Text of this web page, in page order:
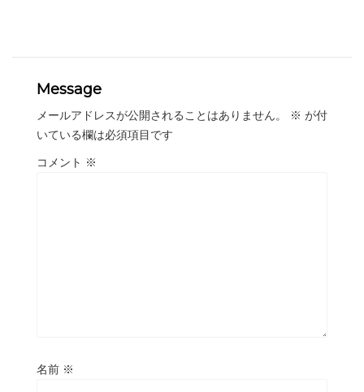
Message
メールアドレスが公開されることはありません。 ※ が付
いている欄は必須項目です
コメント ※
名前 ※